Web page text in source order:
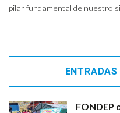
pilar fundamental de nuestro
FONDEP